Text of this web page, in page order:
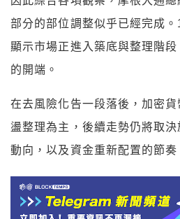
部分的部位調整似乎已經完成
顯示市場正進入築底與整理階
的開端。
在去風險化告一段落後，加密
盪整理為主，後續走勢仍將取
動向，以及資金重新配置的節奏